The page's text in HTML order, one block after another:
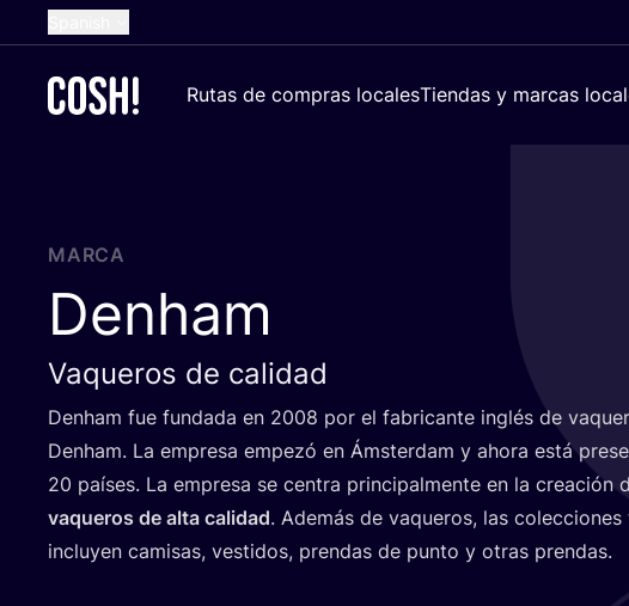
Dutch
Croatian
Rutas de compras localesTiendas y marcas
MARCA
Denham
Vaqueros de calidad
Denham fue fun­da­da en 2008 por el fabri­can­te inglés de
Denham. La empre­sa empe­zó en Áms­ter­dam y aho­ra está
20 paí­ses. La empre­sa se cen­tra prin­ci­pal­men­te en la crea­ción
vaque­ros de alta cali­dad. Ade­más de vaque­ros, las colec­cio­nes
inclu­yen cami­sas, ves­ti­dos, pren­das de pun­to y otras prendas.